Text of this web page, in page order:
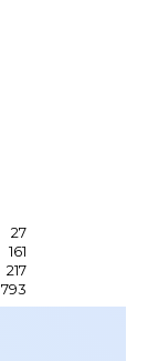
27
161
217